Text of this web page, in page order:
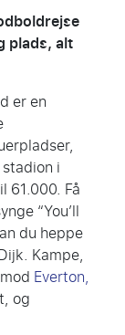
plads, alt
er en
i
61.000. Få
“You’ll
du heppe
Kampe,
Everton,
og